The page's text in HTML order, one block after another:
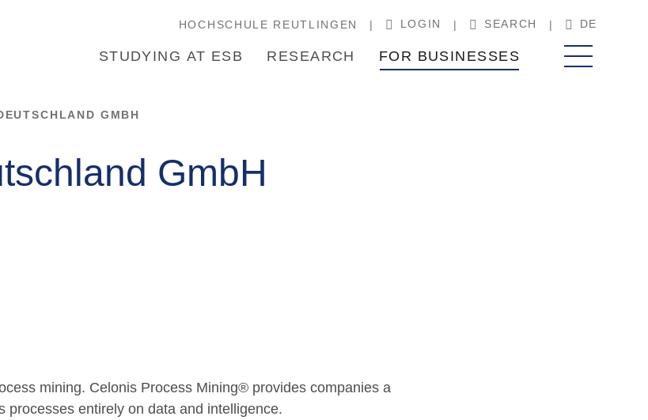
HOCHSCHULE REUTLINGEN LOGIN SEARCH DE
STUDYING AT ESB RESEARCH FOR BUSINESSES
GMBH
GmbH
mining. Celonis Process Mining® provides companies a
processes entirely on data and intelligence.